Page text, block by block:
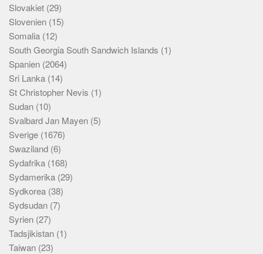
Slovakiet (29)
Slovenien (15)
Somalia (12)
South Georgia South Sandwich Islands (1)
Spanien (2064)
Sri Lanka (14)
St Christopher Nevis (1)
Sudan (10)
Svalbard Jan Mayen (5)
Sverige (1676)
Swaziland (6)
Sydafrika (168)
Sydamerika (29)
Sydkorea (38)
Sydsudan (7)
Syrien (27)
Tadsjikistan (1)
Taiwan (23)